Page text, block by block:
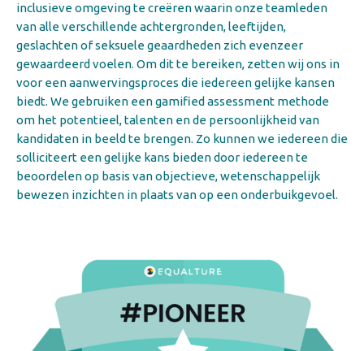
inclusieve omgeving te creëren waarin onze teamleden
van alle verschillende achtergronden, leeftijden,
geslachten of seksuele geaardheden zich evenzeer
gewaardeerd voelen. Om dit te bereiken, zetten wij ons in
voor een aanwervingsproces die iedereen gelijke kansen
biedt. We gebruiken een gamified assessment methode
om het potentieel, talenten en de persoonlijkheid van
kandidaten in beeld te brengen. Zo kunnen we iedereen die
solliciteert een gelijke kans bieden door iedereen te
beoordelen op basis van objectieve, wetenschappelijk
bewezen inzichten in plaats van op een onderbuikgevoel.